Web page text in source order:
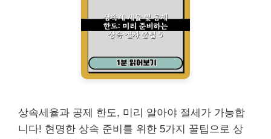
상속세율과 공제 한도, 미리 알아야 절세가 가능합
니다! 현명한 상속 준비를 위한 5가지 꿀팁으로 상